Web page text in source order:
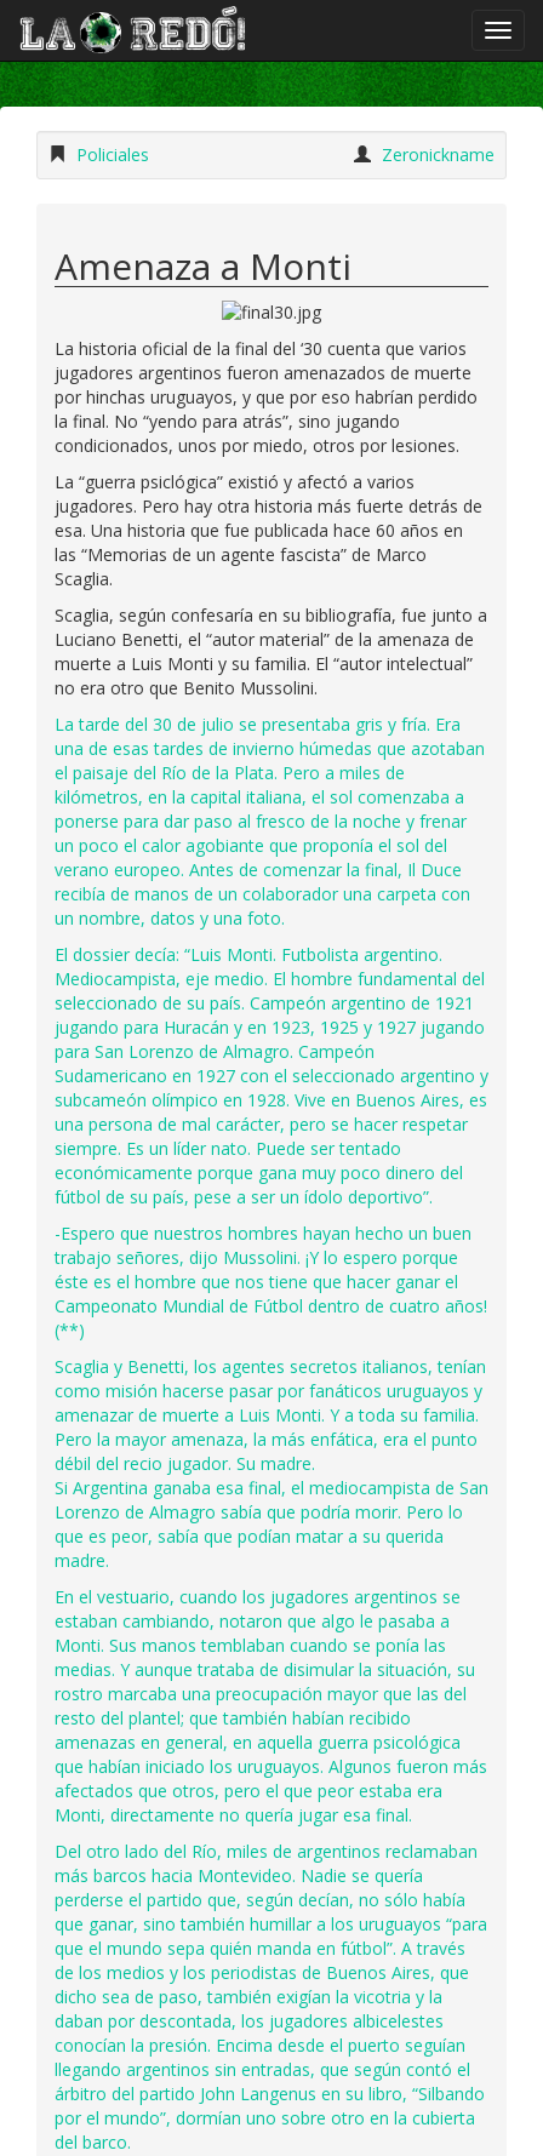
Policiales Zeronickname
Amenaza a Monti
La historia oficial de la final del ‘30 cuenta que varios
jugadores argentinos fueron amenazados de muerte
por hinchas uruguayos, y que por eso habrían perdido
la final. No “yendo para atrás”, sino jugando
condicionados, unos por miedo, otros por lesiones.
La “guerra psiclógica” existió y afectó a varios
jugadores. Pero hay otra historia más fuerte detrás de
esa. Una historia que fue publicada hace 60 años en
las “Memorias de un agente fascista” de Marco
Scaglia.
Scaglia, según confesaría en su bibliografía, fue junto a
Luciano Benetti, el “autor material” de la amenaza de
muerte a Luis Monti y su familia. El “autor intelectual”
no era otro que Benito Mussolini.
La tarde del 30 de julio se presentaba gris y fría. Era
una de esas tardes de invierno húmedas que azotaban
el paisaje del Río de la Plata. Pero a miles de
kilómetros, en la capital italiana, el sol comenzaba a
ponerse para dar paso al fresco de la noche y frenar
un poco el calor agobiante que proponía el sol del
verano europeo. Antes de comenzar la final, Il Duce
recibía de manos de un colaborador una carpeta con
un nombre, datos y una foto.
El dossier decía: “Luis Monti. Futbolista argentino.
Mediocampista, eje medio. El hombre fundamental del
seleccionado de su país. Campeón argentino de 1921
jugando para Huracán y en 1923, 1925 y 1927 jugando
para San Lorenzo de Almagro. Campeón
Sudamericano en 1927 con el seleccionado argentino y
subcameón olímpico en 1928. Vive en Buenos Aires, es
una persona de mal carácter, pero se hacer respetar
siempre. Es un líder nato. Puede ser tentado
económicamente porque gana muy poco dinero del
fútbol de su país, pese a ser un ídolo deportivo”.
-Espero que nuestros hombres hayan hecho un buen
trabajo señores, dijo Mussolini. ¡Y lo espero porque
éste es el hombre que nos tiene que hacer ganar el
Campeonato Mundial de Fútbol dentro de cuatro años!
(**)
Scaglia y Benetti, los agentes secretos italianos, tenían
como misión hacerse pasar por fanáticos uruguayos y
amenazar de muerte a Luis Monti. Y a toda su familia.
Pero la mayor amenaza, la más enfática, era el punto
débil del recio jugador. Su madre.
Si Argentina ganaba esa final, el mediocampista de San
Lorenzo de Almagro sabía que podría morir. Pero lo
que es peor, sabía que podían matar a su querida
madre.
En el vestuario, cuando los jugadores argentinos se
estaban cambiando, notaron que algo le pasaba a
Monti. Sus manos temblaban cuando se ponía las
medias. Y aunque trataba de disimular la situación, su
rostro marcaba una preocupación mayor que las del
resto del plantel; que también habían recibido
amenazas en general, en aquella guerra psicológica
que habían iniciado los uruguayos. Algunos fueron más
afectados que otros, pero el que peor estaba era
Monti, directamente no quería jugar esa final.
Del otro lado del Río, miles de argentinos reclamaban
más barcos hacia Montevideo. Nadie se quería
perderse el partido que, según decían, no sólo había
que ganar, sino también humillar a los uruguayos “para
que el mundo sepa quién manda en fútbol”. A través
de los medios y los periodistas de Buenos Aires, que
dicho sea de paso, también exigían la vicotria y la
daban por descontada, los jugadores albicelestes
conocían la presión. Encima desde el puerto seguían
llegando argentinos sin entradas, que según contó el
árbitro del partido John Langenus en su libro, “Silbando
por el mundo”, dormían uno sobre otro en la cubierta
del barco.